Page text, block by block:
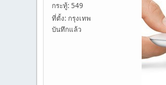
กระทู้: 549
ที่ตั้ง: กรุงเทพ
บันทึกแล้ว